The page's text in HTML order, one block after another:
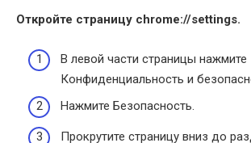
Откройте страницу chrome://settings.
В левой части страницы нажмите
Конфиденциальность и
Нажмите Безопасность.
Прокрутите страницу вниз до